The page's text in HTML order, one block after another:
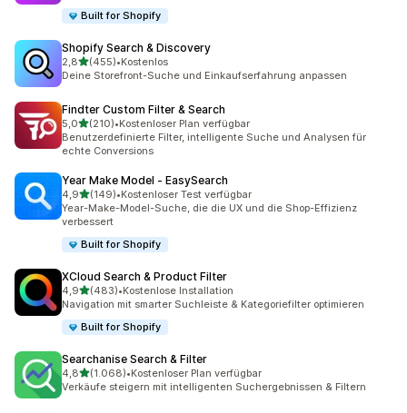
Built for Shopify
Shopify Search & Discovery
2,8von 5 Sternen
(455)
455 Rezensionen insgesamt
•Kostenlos
Deine Storefront-Suche und Einkaufserfahrung anpassen
Findter Custom Filter & Search
5,0von 5 Sternen
(210)
210 Rezensionen insgesamt
•Kostenloser Plan verfügbar
Benutzerdefinierte Filter, intelligente Suche und Analysen für
echte Conversions
Year Make Model ‑ EasySearch
4,9von 5 Sternen
(149)
149 Rezensionen insgesamt
•Kostenloser Test verfügbar
Year-Make-Model-Suche, die die UX und die Shop-Effizienz
verbessert
Built for Shopify
XCloud Search & Product Filter
4,9von 5 Sternen
(483)
483 Rezensionen insgesamt
•Kostenlose Installation
Navigation mit smarter Suchleiste & Kategoriefilter optimieren
Built for Shopify
Searchanise Search & Filter
4,8von 5 Sternen
(1.068)
1068 Rezensionen insgesamt
•Kostenloser Plan verfügbar
Verkäufe steigern mit intelligenten Suchergebnissen & Filtern